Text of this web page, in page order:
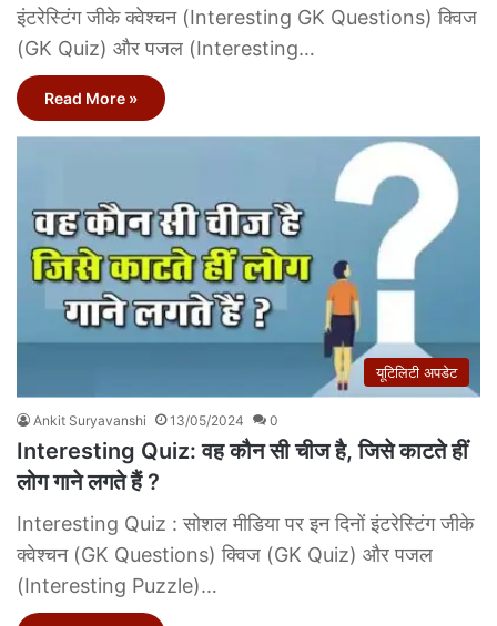
इंटरेस्टिंग जीके क्वेश्चन (Interesting GK Questions) क्विज
(GK Quiz) और पजल (Interesting…
Read More »
यूटिलिटी अपडेट
Ankit Suryavanshi 13/05/2024 0
Interesting Quiz: वह कौन सी चीज है, जिसे काटते हीं
लोग गाने लगते हैं ?
Interesting Quiz : सोशल मीडिया पर इन दिनों इंटरेस्टिंग जीके
क्वेश्चन (GK Questions) क्विज (GK Quiz) और पजल
(Interesting Puzzle)…